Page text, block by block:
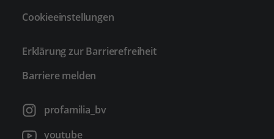
Cookieeinstellungen
Erklärung zur Barrierefreiheit
Barriere melden
profamilia_bv
youtube